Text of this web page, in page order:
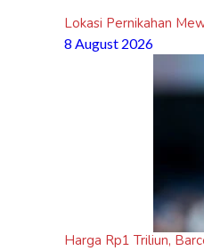
Lokasi Pernikahan
8 August 2026
Harga Rp1 Triliun,